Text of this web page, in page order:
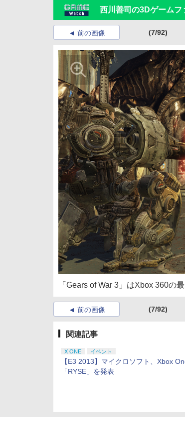
西川善司の3Dゲームフ
前の画像 (7/92)
「Gears of War 3」はXbox 360の
前の画像 (7/92)
関連記事
X ONE イベント
【E3 2013】マイクロソフト、Xbox
「RYSE」を発表